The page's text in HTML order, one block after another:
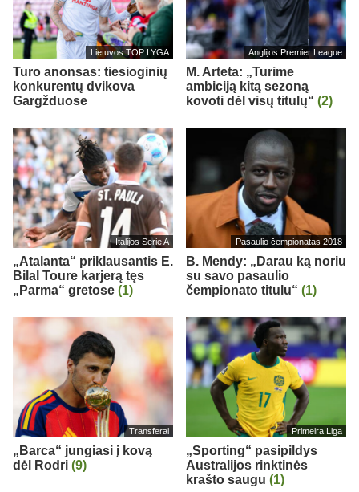
Lietuvos TOP LYGA
Turo anonsas: tiesioginių
konkurentų dvikova
Gargžduose
Anglijos Premier League
M. Arteta: „Turime
ambiciją kitą sezoną
kovoti dėl visų titulų“ (2)
Italijos Serie A
„Atalanta“ priklausantis E.
Bilal Toure karjerą tęs
„Parma“ gretose (1)
Pasaulio čempionatas 2018
B. Mendy: „Darau ką noriu
su savo pasaulio
čempionato titulu“ (1)
Transferai
„Barca“ jungiasi į kovą
dėl Rodri (9)
Primeira Liga
„Sporting“ pasipildys
Australijos rinktinės
krašto saugu (1)